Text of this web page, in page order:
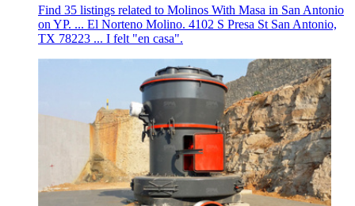
Find 35 listings related to Molinos With Masa in San Antonio
on YP. ... El Norteno Molino. 4102 S Presa St San Antonio,
TX 78223 ... I felt "en casa".